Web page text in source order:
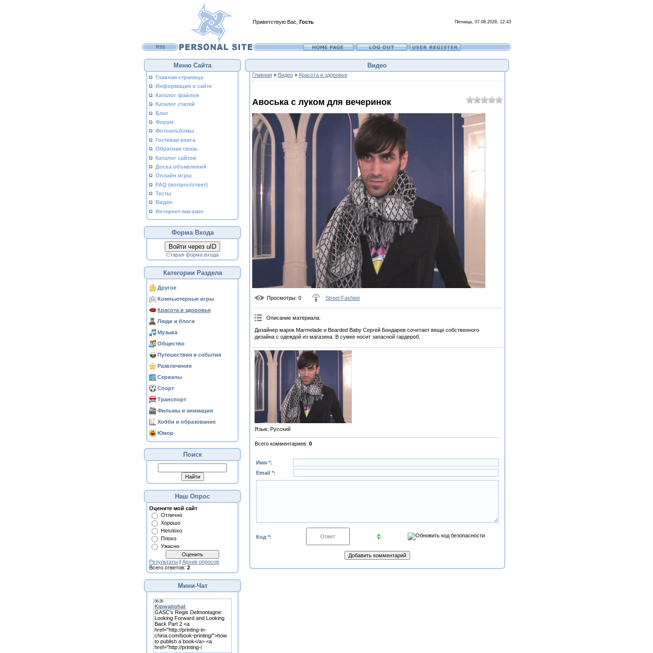
Приветствую Вас Гость Пятница, 07.08.2026, 12:43
RSS
Меню Сайта
Главная страница
Информация о сайте
Каталог файлов
Каталог статей
Блог
Форум
Фотоальбомы
Гостевая книга
Обратная связь
Каталог сайтов
Доска объявлений
Онлайн игры
FAQ (вопрос/ответ)
Тесты
Видео
Интернет-магазин
Форма Входа
Войти через uID
Старая форма входа
Категории Раздела
Другое
Компьютерные игры
Красота и здоровье
Люди и блоги
Музыка
Общество
Путешествия и события
Развлечения
Сериалы
Спорт
Транспорт
Фильмы и анимация
Хобби и образование
Юмор
Поиск
Наш Опрос
Оцените мой сайт
Отлично
Хорошо
Неплохо
Плохо
Ужасно
Результаты | Архив опросов
Всего ответов: 2
Мини-Чат
Видео
Главная» Видео» Красота и здоровье
Авоська с луком для вечеринок
Просмотры: 0 Street Fashion
Описание материала:
Дизайнер марок Marmelade и Bearded Baby Сергей Бондарев сочетает вещи собственного
дизайна с одеждой из магазина. В сумке носит запасной гардероб.
Язык: Русский
Всего комментариев: 0
Имя *:
Email *:
Код *: